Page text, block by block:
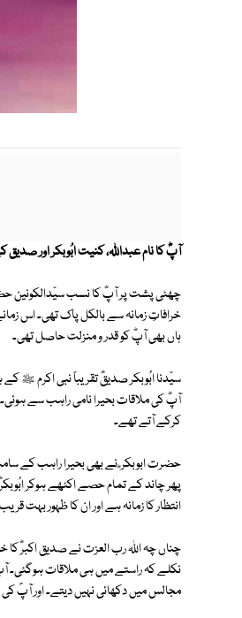
آپؓ کا نام عبداﷲ، کنیت ابُوبکر اور صدیق
چھٹی پشت پر آپؓ کا نسب سیّدالکونین
خرافاتِ زمانہ سے بالکل پاک تھی۔ اس
ہاں بھی آپؓ کو قدر و منزلت حاصل تھی۔
سیّدنا ابُوبکر صدیقؓ تقریباً نبی اکرم ﷺ
آپؓ کی ملاقات بحیرا نامی راہب سے
کرکے آتے تھے۔
حضرت ابوبکر ؓ نے بھی بحیرا راہب کے
پھر چاند کے تمام حصے اکٹھے ہوکر
انتظار کا زمانہ ہے اور ان کا ظہور
چناں چہ اﷲ رب العزت نے صدیق اکبرؓ
نکلے کہ راستے میں ہی ملاقات ہوگئی۔
مجالس میں دکھائی نہیں دیتے۔ اور آپؐ کی